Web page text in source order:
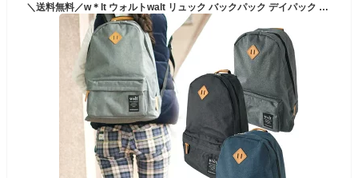
＼送料無料／w＊lt ウォルトwalt リュック バックパック デイパック ブラック グレー ネイビー 180-061E ユニセックス 男女兼用